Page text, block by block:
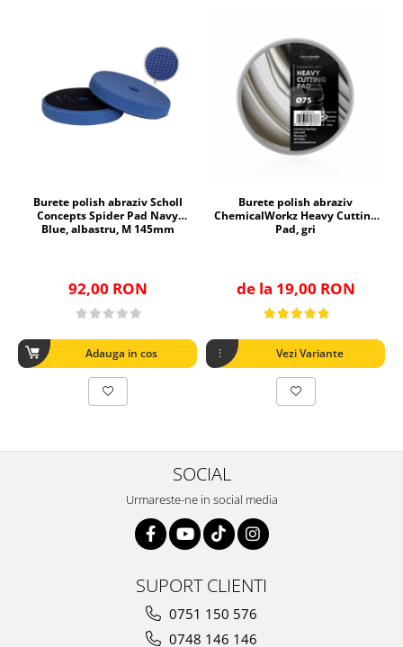
Burete polish abraziv Scholl
Concepts Spider Pad Navy
Blue, albastru, M 145mm
92,00 RON
Adauga in cos
Burete polish abraziv
ChemicalWorkz Heavy Cutting
Pad, gri
de la 19,00 RON
Vezi Variante
SOCIAL
Urmareste-ne in social media
SUPORT CLIENTI
0751 150 576
0748 146 146